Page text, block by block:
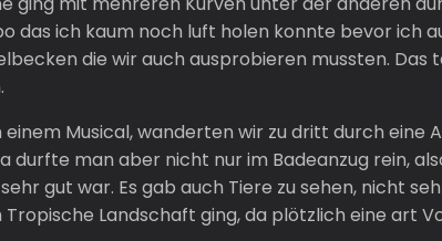
das ich kaum noch luft holen konnte bevor ich
die wir auch ausprobieren mussten. Das
Musical, wanderten wir zu dritt durch eine
man aber nicht nur im Badeanzug rein,
gut war. Es gab auch Tiere zu sehen, nicht
Landschaft ging, da plötzlich eine art